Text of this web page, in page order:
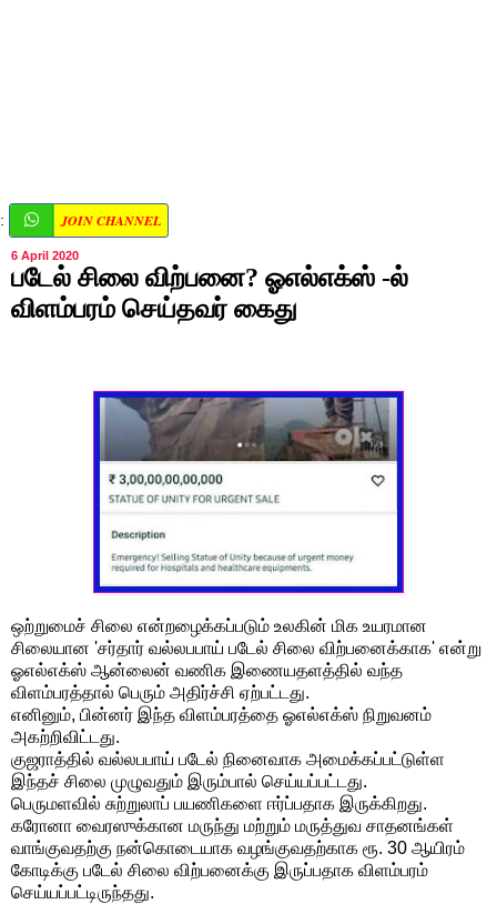
: JOIN CHANNEL
6 April 2020
படேல் சிலை விற்பனை? ஓஎல்எக்ஸ் -ல்
விளம்பரம் செய்தவர் கைது
ஒற்றுமைச் சிலை என்றழைக்கப்படும் உலகின் மிக உயரமான
சிலையான 'சர்தார் வல்லபபாய் படேல் சிலை விற்பனைக்காக' என்று
ஓஎல்எக்ஸ் ஆன்லைன் வணிக இணையதளத்தில் வந்த
விளம்பரத்தால் பெரும் அதிர்ச்சி ஏற்பட்டது.
எனினும், பின்னர் இந்த விளம்பரத்தை ஓஎல்எக்ஸ் நிறுவனம்
அகற்றிவிட்டது.
குஜராத்தில் வல்லபபாய் படேல் நினைவாக அமைக்கப்பட்டுள்ள
இந்தச் சிலை முழுவதும் இரும்பால் செய்யப்பட்டது.
பெருமளவில் சுற்றுலாப் பயணிகளை ஈர்ப்பதாக இருக்கிறது.
கரோனா வைரஸுக்கான மருந்து மற்றும் மருத்துவ சாதனங்கள்
வாங்குவதற்கு நன்கொடையாக வழங்குவதற்காக ரூ. 30 ஆயிரம்
கோடிக்கு படேல் சிலை விற்பனைக்கு இருப்பதாக விளம்பரம்
செய்யப்பட்டிருந்தது.